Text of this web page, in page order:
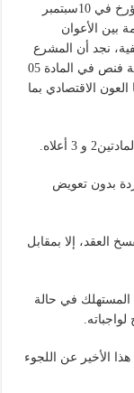
وأيضا بالرجوع إلى المرسوم التنفيذي 06ـ 306 المؤرخ في 10سبتمبر
بين الأعوان
نجد أن المشرع
حدد في الفصل الثاني منه البنود التي تعتبر تعسفية فنص في المادة 05
العون الاقتصادي بما
أعلاه.
بدون تعويض
العقد، إلا بمقابل
في حالة
الأخير عن اللجوء